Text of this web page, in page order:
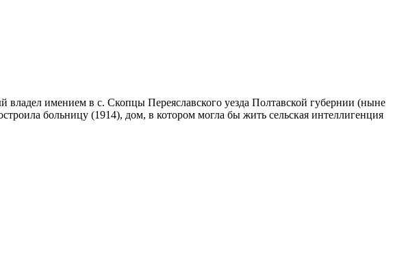
имением в с. Скопцы Переяславского уезда Полтавской губернии (ныне
больницу (1914), дом, в котором могла бы жить сельская интеллигенция